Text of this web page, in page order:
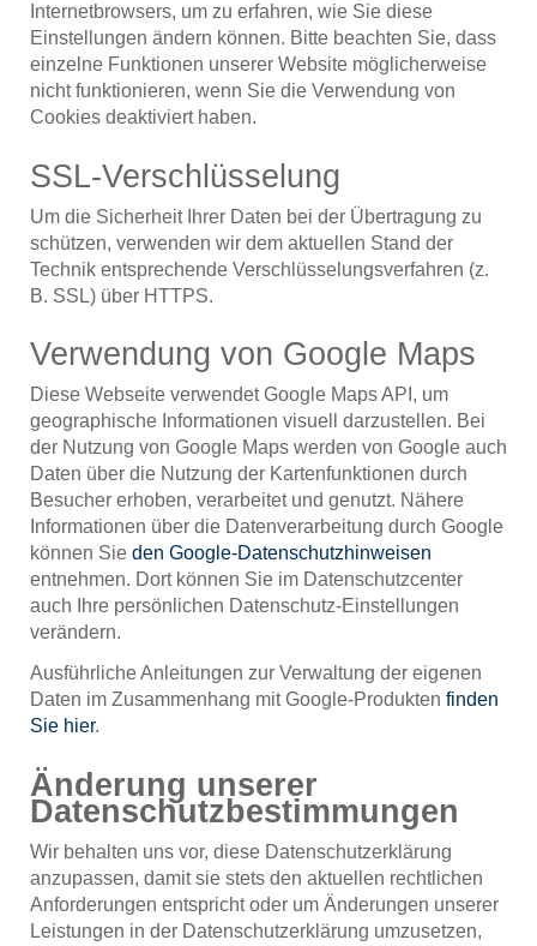
Internetbrowsers, um zu erfahren, wie Sie diese
Einstellungen ändern können. Bitte beachten Sie, dass
einzelne Funktionen unserer Website möglicherweise
nicht funktionieren, wenn Sie die Verwendung von
Cookies deaktiviert haben.
SSL-Verschlüsselung
Um die Sicherheit Ihrer Daten bei der Übertragung zu
schützen, verwenden wir dem aktuellen Stand der
Technik entsprechende Verschlüsselungsverfahren (z.
B. SSL) über HTTPS.
Verwendung von Google Maps
Diese Webseite verwendet Google Maps API, um
geographische Informationen visuell darzustellen. Bei
der Nutzung von Google Maps werden von Google auch
Daten über die Nutzung der Kartenfunktionen durch
Besucher erhoben, verarbeitet und genutzt. Nähere
Informationen über die Datenverarbeitung durch Google
können Sie den Google-Datenschutzhinweisen
entnehmen. Dort können Sie im Datenschutzcenter
auch Ihre persönlichen Datenschutz-Einstellungen
verändern.
Ausführliche Anleitungen zur Verwaltung der eigenen
Daten im Zusammenhang mit Google-Produkten finden
Sie hier.
Änderung unserer
Datenschutzbestimmungen
Wir behalten uns vor, diese Datenschutzerklärung
anzupassen, damit sie stets den aktuellen rechtlichen
Anforderungen entspricht oder um Änderungen unserer
Leistungen in der Datenschutzerklärung umzusetzen,